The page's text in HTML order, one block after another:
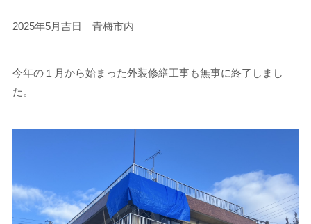
2025年5月吉日 青梅市内
今年の１月から始まった外装修繕工事も無事に終了しまし
た。